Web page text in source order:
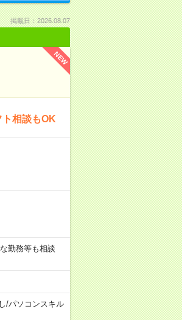
掲載日：2026.08.07
NEW
ト相談もOK
勤務等も相談
/パソコンスキル